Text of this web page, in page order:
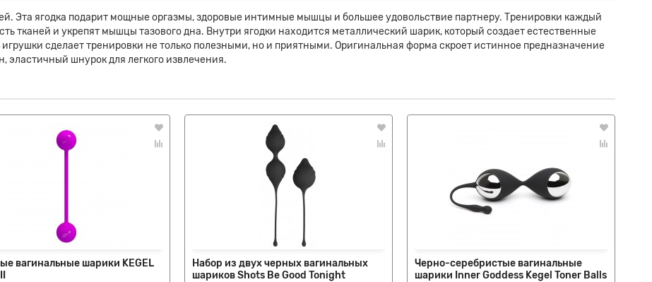
Эта ягодка подарит мощные оргазмы, здоровые интимные мышцы и большее удовольствие партнеру. Тренировки каждый
тканей и укрепят мышцы тазового дна. Внутри ягодки находится металлический шарик, который создает естественные
сделает тренировки не только полезными, но и приятными. Оригинальная форма скроет истинное предназначение
эластичный шнурок для легкого извлечения.
вагинальные шарики KEGEL
Набор из двух черных вагинальных
шариков Shots Be Good Tonight
Черно-серебристые вагинальные
шарики Inner Goddess Kegel Toner Balls